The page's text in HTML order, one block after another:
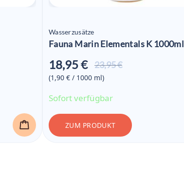
Wasserzusätze
Fauna Marin Elementals K 1000ml
23,95 €
18,95 €
Aktueller
(1,90 € / 1000 ml)
Sofort verfügbar
ZUM PRODUKT